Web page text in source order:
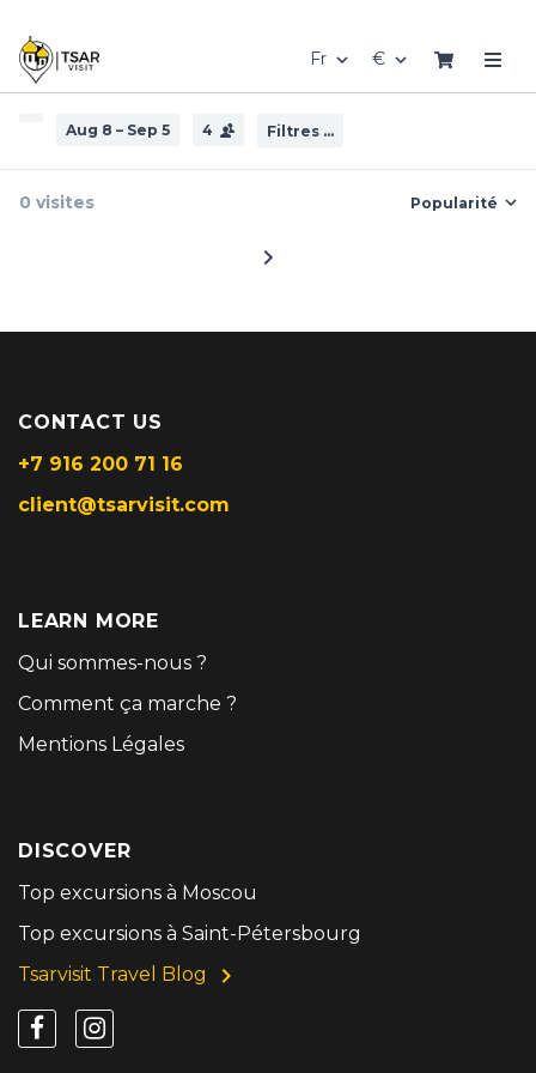
Fr €
Aug 8 – Sep 5 4 Filtres ...
0 visites Popularité
CONTACT US
+7 916 200 71 16
client@tsarvisit.com
LEARN MORE
Qui sommes-nous ?
Comment ça marche ?
Mentions Légales
DISCOVER
Top excursions à Moscou
Top excursions à Saint-Pétersbourg
Tsarvisit Travel Blog